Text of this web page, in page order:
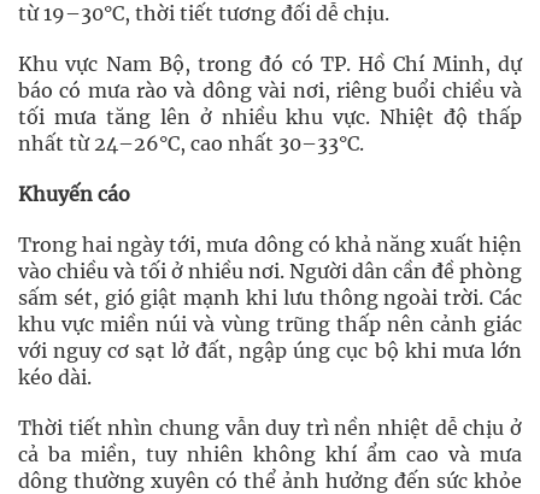
từ 19–30°C, thời tiết tương đối dễ chịu.
Khu vực Nam Bộ, trong đó có TP. Hồ Chí Minh, dự
báo có mưa rào và dông vài nơi, riêng buổi chiều và
tối mưa tăng lên ở nhiều khu vực. Nhiệt độ thấp
nhất từ 24–26°C, cao nhất 30–33°C.
Khuyến cáo
Trong hai ngày tới, mưa dông có khả năng xuất hiện
vào chiều và tối ở nhiều nơi. Người dân cần đề phòng
sấm sét, gió giật mạnh khi lưu thông ngoài trời. Các
khu vực miền núi và vùng trũng thấp nên cảnh giác
với nguy cơ sạt lở đất, ngập úng cục bộ khi mưa lớn
kéo dài.
Thời tiết nhìn chung vẫn duy trì nền nhiệt dễ chịu ở
cả ba miền, tuy nhiên không khí ẩm cao và mưa
dông thường xuyên có thể ảnh hưởng đến sức khỏe